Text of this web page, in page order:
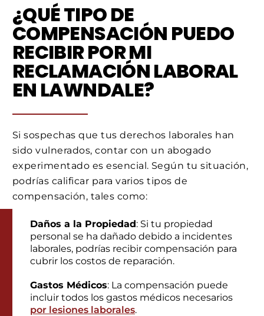
¿QUÉ TIPO DE
COMPENSACIÓN PUEDO
RECIBIR POR MI
RECLAMACIÓN LABORAL
EN LAWNDALE?
Si sospechas que tus derechos laborales han
sido vulnerados, contar con un abogado
experimentado es esencial. Según tu situación,
podrías calificar para varios tipos de
compensación, tales como:
Daños a la Propiedad: Si tu propiedad
personal se ha dañado debido a incidentes
laborales, podrías recibir compensación para
cubrir los costos de reparación.
Gastos Médicos: La compensación puede
incluir todos los gastos médicos necesarios
por lesiones laborales.